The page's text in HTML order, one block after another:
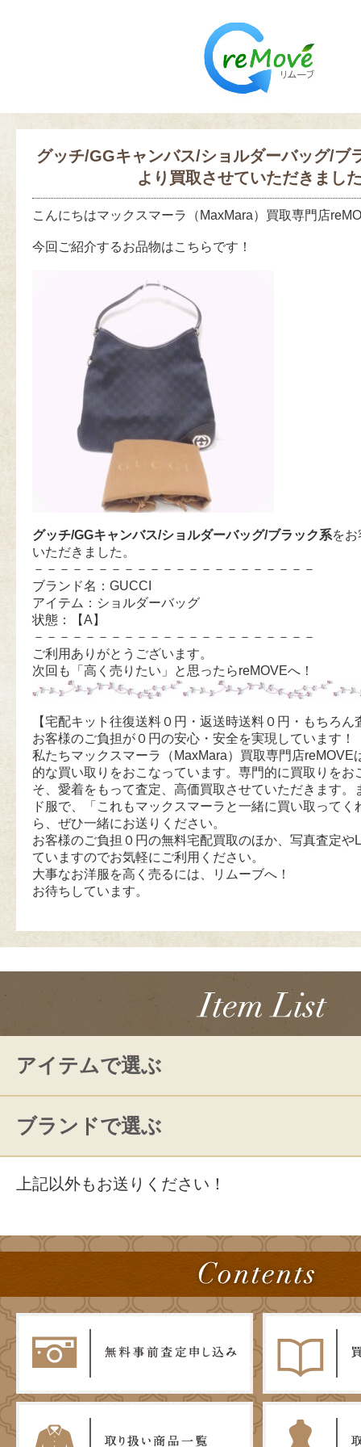
グッチ/GGキャンバス/ショルダーバッグ/ブ
より買取させていただきまし
こんにちはマックスマーラ（MaxMara）買取専門店
今回ご紹介するお品物はこちらです！
グッチ/GGキャンバス/ショルダーバッグ/ブラック系を
いただきました。
－－－－－－－－－－－－－－－－－－－－－－
ブランド名：GUCCI
アイテム：ショルダーバッグ
状態：【A】
－－－－－－－－－－－－－－－－－－－－－－
ご利用ありがとうございます。
次回も「高く売りたい」と思ったらreMOVEへ！
【宅配キット往復送料０円・返送時送料０円・もちろん
お客様のご負担が０円の安心・安全を実現しています！
私たちマックスマーラ（MaxMara）買取専門店reMOVE
的な買い取りをおこなっています。専門的に買取りをお
そ、愛着をもって査定、高価買取させていただきます。
ド服で、「これもマックスマーラと一緒に買い取ってく
ら、ぜひ一緒にお送りください。
お客様のご負担０円の無料宅配買取のほか、写真査定や
ていますのでお気軽にご利用ください。
大事なお洋服を高く売るには、リムーブへ！
お待ちしています。
アイテムで選ぶ
ブランドで選ぶ
上記以外もお送りください！